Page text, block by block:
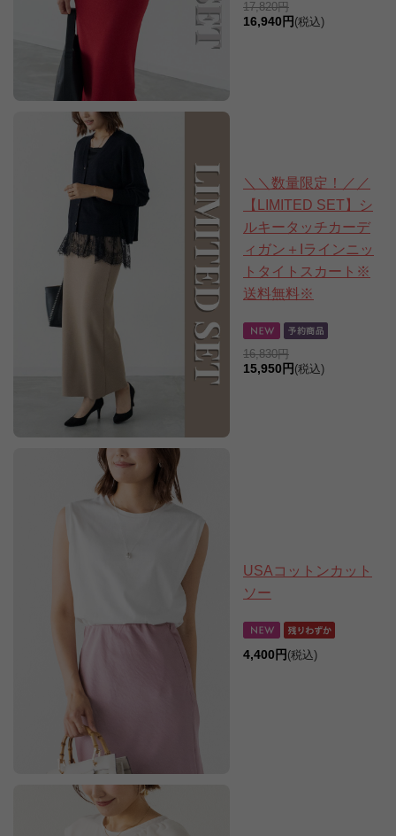
17,820円
16,940円 (税込)
＼＼数量限定！／／
【LIMITED SET】シ
ルキータッチカーデ
ィガン＋Iラインニッ
トタイトスカート※
送料無料※
16,830円
15,950円 (税込)
USAコットンカット
ソー
4,400円 (税込)